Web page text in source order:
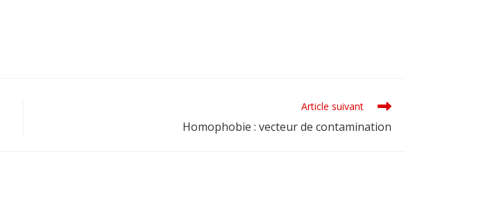
Article suivant
Homophobie : vecteur de contamination